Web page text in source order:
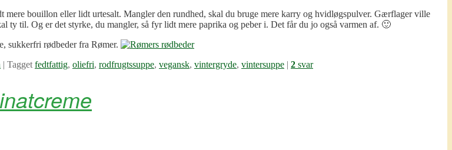
bouillon eller lidt urtesalt. Mangler den rundhed, skal du bruge mere karry og hvidløgspulver. Gærflager ville
ty til. Og er det styrke, du mangler, så fyr lidt mere paprika og peber i. Det får du jo også varmen af. 🙂
sukkerfri rødbeder fra Rømer.
| Tagget fedtfattig, oliefri, rodfrugtssuppe, vegansk, vintergryde, vintersuppe | 2 svar